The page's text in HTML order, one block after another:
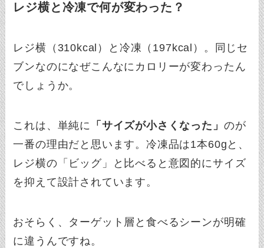
レジ横と冷凍で何が変わった？
レジ横（310kcal）と冷凍（197kcal）。同じセ
ブンなのになぜこんなにカロリーが変わったん
でしょうか。
これは、単純に 「サイズが小さくなった」 のが
一番の理由だと思います。冷凍品は1本60gと、
レジ横の「ビッグ」と比べると意図的にサイズ
を抑えて設計されています。
おそらく、ターゲット層と食べるシーンが明確
に違うんですね。